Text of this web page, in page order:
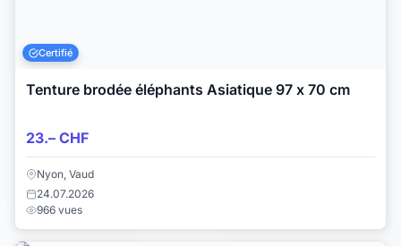
Certifié
Tenture brodée éléphants Asiatique 97 x 70 cm
23.– CHF
Nyon, Vaud
24.07.2026
966 vues